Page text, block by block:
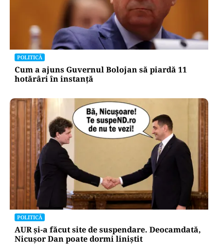
POLITICĂ
Cum a ajuns Guvernul Bolojan să piardă 11
hotărâri în instanță
POLITICĂ
AUR și-a făcut site de suspendare. Deocamdată,
Nicușor Dan poate dormi liniștit